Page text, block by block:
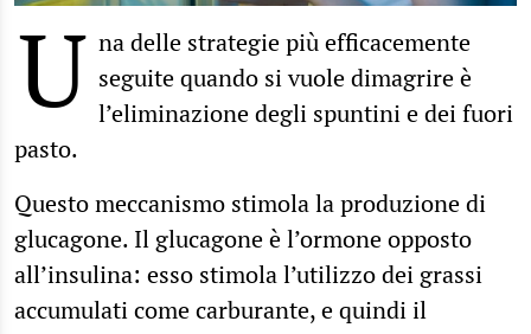
U na delle strategie più efficacemente
seguite quando si vuole dimagrire è
l’eliminazione degli spuntini e dei fuori
pasto.
Questo meccanismo stimola la produzione di
glucagone. Il glucagone è l’ormone opposto
all’insulina: esso stimola l’utilizzo dei grassi
accumulati come carburante, e quindi il